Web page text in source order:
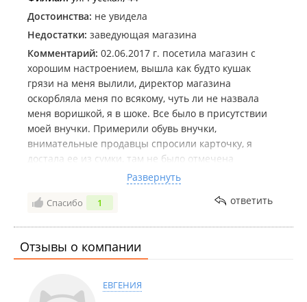
Достоинства: не увидела
Недостатки: заведующая магазина
Комментарий: 02.06.2017 г. посетила магазин с
хорошим настроением, вышла как будто кушак
грязи на меня вылили, директор магазина
оскорбляла меня по всякому, чуть ли не назвала
меня воришкой, я в шоке. Все было в присутствии
моей внучки. Примерили обувь внучки,
внимательные продавцы спросили карточку, я
достала ее из сумки, там не было отмечена
предыдущая покупка, я объяснила что в марте
2017г. покупала полусопожки по цене 4680руб.
продавец выдал карту и не написал мою покупку, я
попала ко мне, конфисковала ее и наговорила мне
кучу гадостей. Я пыталась ей объяснить, что моей
вины в этом нет и она должны извиниться за своих
сотрудников,,но увы, в конечном итоге ушла с
Развернуть
Спасибо 1 ответить
Отзывы о компании
ЕВГЕНИЯ